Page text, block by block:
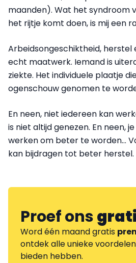
maanden). Wat het syndroom
het rijtje komt doen, is mij een
Arbeidsongeschiktheid, herstel
echt maatwerk. Iemand is
ziekte. Het individuele plaatje
ogenschouw genomen te
En neen, niet iedereen kan
is niet altijd genezen. En neen,
werken om beter te worden…
kan bijdragen tot beter herstel.
Proef ons
Word één maand gratis
ontdek alle unieke
bieden hebben.